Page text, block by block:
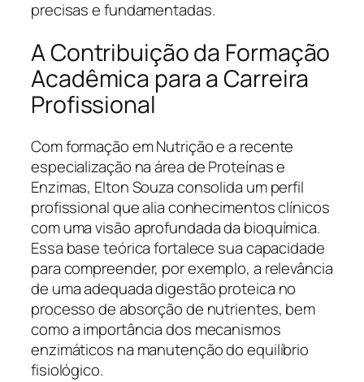
precisas e fundamentadas.
A Contribuição da Formação
Acadêmica para a Carreira
Profissional
Com formação em Nutrição e a recente
especialização na área de Proteínas e
Enzimas, Elton Souza consolida um perfil
profissional que alia conhecimentos clínicos
com uma visão aprofundada da bioquímica.
Essa base teórica fortalece sua capacidade
para compreender, por exemplo, a relevância
de uma adequada digestão proteica no
processo de absorção de nutrientes, bem
como a importância dos mecanismos
enzimáticos na manutenção do equilíbrio
fisiológico.